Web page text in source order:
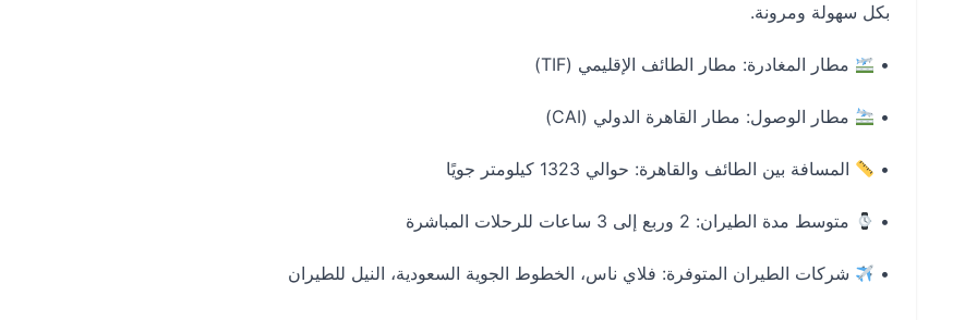
بكل سهولة ومرونة.
• مطار المغادرة: مطار الطائف الإقليمي (TIF)
• مطار الوصول: مطار القاهرة الدولي (CAI)
• المسافة بين الطائف والقاهرة: حوالي 1323 كيلومتر جويًا
• متوسط مدة الطيران: 2 وربع إلى 3 ساعات للرحلات المباشرة
• شركات الطيران المتوفرة: فلاي ناس، الخطوط الجوية السعودية، النيل للطيران